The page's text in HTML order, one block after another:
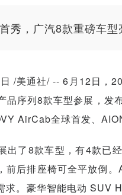
秀，广汽8款重磅车
/美通社/ -- 6月12日，
品序列8款车型参展，发
AirCab全球首发、
出了8款车型，有4款已
前后排座椅可全平放倒
求。豪华智能电动 SUV